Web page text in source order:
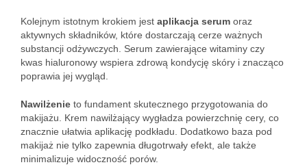
Kolejnym istotnym krokiem jest aplikacja serum oraz
aktywnych składników, które dostarczają cerze ważnych
substancji odżywczych. Serum zawierające witaminy czy
kwas hialuronowy wspiera zdrową kondycję skóry i znacząco
poprawia jej wygląd.
Nawilżenie to fundament skutecznego przygotowania do
makijażu. Krem nawilżający wygładza powierzchnię cery, co
znacznie ułatwia aplikację podkładu. Dodatkowo baza pod
makijaż nie tylko zapewnia długotrwały efekt, ale także
minimalizuje widoczność porów.